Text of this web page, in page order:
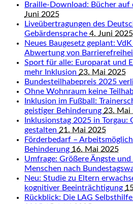
Braille-Download: Bücher auf
Juni 2025
Liveübertragungen des
Gebärdensprache 4. Juni 2025
Neues Baugesetz geplant:
Abwertung von
Sport für alle: Europarat und
mehr Inklusion 23. Mai 2025
Bundesteilhabepreis 2025
Ohne Wohnraum keine
Inklusion im Fußball:
geistiger Behinderung 23. Mai
Inklusionstag 2025 in Torgau:
gestalten 21. Mai 2025
Förderbedarf –
Behinderung 16. Mai 2025
Umfrage: Größere Ängste
Menschen nach
Neu: Studie zu Eltern
kognitiver Beeinträchtigung
Rückblick: Die LAG